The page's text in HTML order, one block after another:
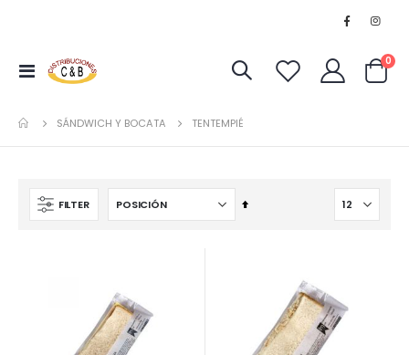
Toggle
Cart
0
SÁNDWICH Y BOCATA TENTEMPIÉ
FILTER
Fijar